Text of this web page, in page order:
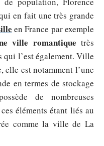
en fait une très grande
en France par exemple
ville romantique très
qui l’est également. Ville
elle est notamment l’une
en termes de stockage
de nombreuses
éléments étant liés au
comme la ville de La